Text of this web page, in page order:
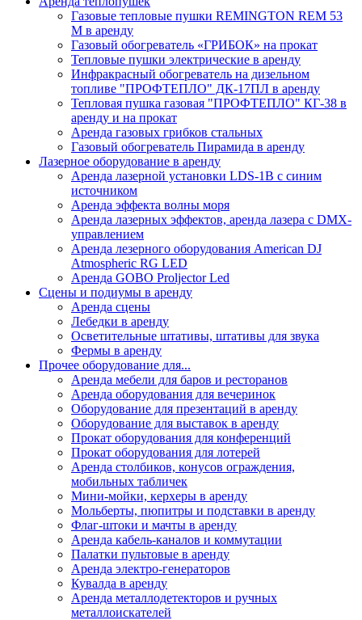
Газовые тепловые пушки REMINGTON REM 53
M в аренду
Газовый обогреватель «ГРИБОК» на прокат
Тепловые пушки электрические в аренду
Инфракрасный обогреватель на дизельном
топливе "ПРОФТЕПЛО" ДК-17ПЛ в аренду
Тепловая пушка газовая "ПРОФТЕПЛО" КГ-38 в
аренду и на прокат
Аренда газовых грибков стальных
Газовый обогреватель Пирамида в аренду
Лазерное оборудование в аренду
Аренда лазерной установки LDS-1B с синим
источником
Аренда эффекта волны моря
Аренда лазерных эффектов, аренда лазера с DMX-
управлением
Аренда лезерного оборудования American DJ
Atmospheric RG LED
Аренда GOBO Proljector Led
Сцены и подиумы в аренду
Аренда сцены
Лебедки в аренду
Осветительные штативы, штативы для звука
Фермы в аренду
Прочее оборудование для...
Аренда мебели для баров и ресторанов
Аренда оборудования для вечеринок
Оборудование для презентаций в аренду
Оборудование для выставок в аренду
Прокат оборудования для конференций
Прокат оборудования для лотерей
Аренда столбиков, конусов ограждения,
мобильных табличек
Мини-мойки, керхеры в аренду
Мольберты, пюпитры и подставки в аренду
Флаг-штоки и мачты в аренду
Аренда кабель-каналов и коммутации
Палатки пультовые в аренду
Аренда электро-генераторов
Кувалда в аренду
Аренда металлодетекторов и ручных
металлоискателей